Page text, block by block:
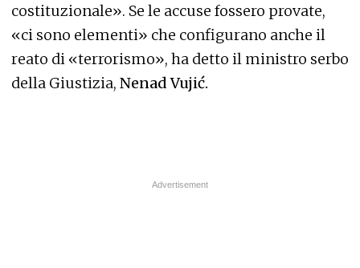
costituzionale». Se le accuse fossero provate,
«ci sono elementi» che configurano anche il
reato di «terrorismo», ha detto il ministro serbo
della Giustizia, Nenad Vujić.